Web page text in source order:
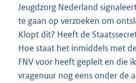
Jeugdzorg Nederland
te gaan op verzoeken om
Klopt dit? Heeft de
Hoe staat het inmiddels met
FNV voor heeft gepleit en die
vragenuur nog eens onder de